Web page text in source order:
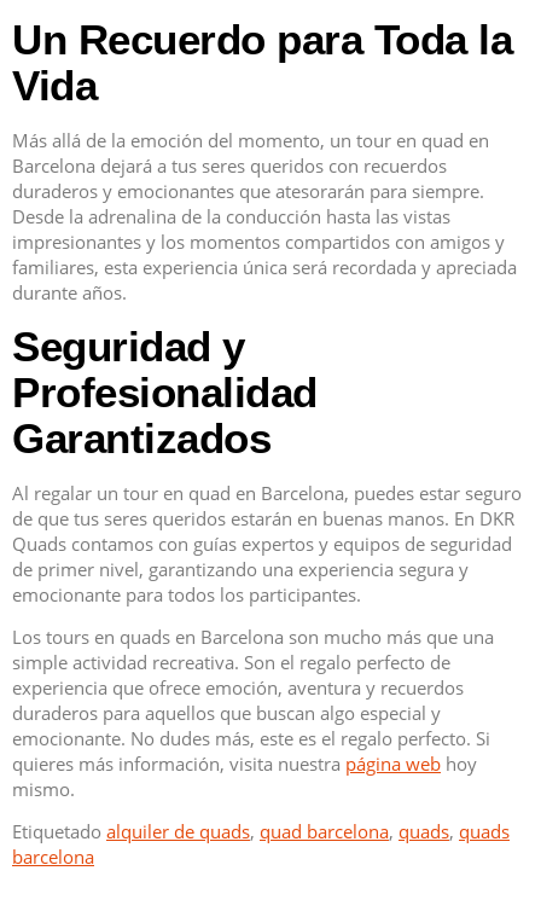
Un Recuerdo para Toda la
Vida
Más allá de la emoción del momento, un tour en quad en
Barcelona dejará a tus seres queridos con recuerdos
duraderos y emocionantes que atesorarán para siempre.
Desde la adrenalina de la conducción hasta las vistas
impresionantes y los momentos compartidos con amigos y
familiares, esta experiencia única será recordada y apreciada
durante años.
Seguridad y
Profesionalidad
Garantizados
Al regalar un tour en quad en Barcelona, puedes estar seguro
de que tus seres queridos estarán en buenas manos. En DKR
Quads contamos con guías expertos y equipos de seguridad
de primer nivel, garantizando una experiencia segura y
emocionante para todos los participantes.
Los tours en quads en Barcelona son mucho más que una
simple actividad recreativa. Son el regalo perfecto de
experiencia que ofrece emoción, aventura y recuerdos
duraderos para aquellos que buscan algo especial y
emocionante. No dudes más, este es el regalo perfecto. Si
quieres más información, visita nuestra página web hoy
mismo.
Etiquetado alquiler de quads, quad barcelona, quads, quads
barcelona